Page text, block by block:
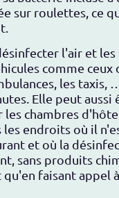
sur roulettes, ce
l'air et les
comme ceux
les taxis,
Elle peut aussi
chambres
endroits où il
et où la
sans produits
faisant appel